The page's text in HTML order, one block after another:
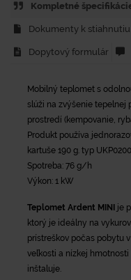
Kompletné
Dokumenty k stiahnutiu
Dopytový formulár
Mobilný teplomet s
slúži na zvýšenie tepelnej
prostredí (kempovanie,
Produkt používa
kartuše 190 g. typ
Spotreba: 76 g/h
Výkon: 1 kW
Teplomet Ardent MINI je
ktorý je ideálny na
prístreškov počas pobytu
veľkosti a nízkej
inštaluje.